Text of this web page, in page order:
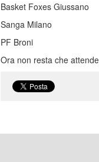
Basket Foxes Giussano
Sanga Milano
PF Broni
Ora non resta che